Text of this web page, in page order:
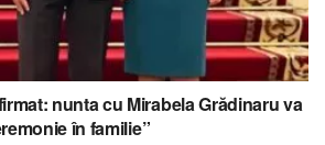
nunta cu Mirabela Grădinaru va
în familie”